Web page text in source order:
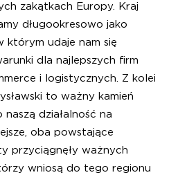
zakątkach Europy. Kraj
długookresowo jako
którym udaje nam się
dla najlepszych firm
i logistycznych. Z kolei
to ważny kamień
działalność na
oba powstające
przyciągnęły ważnych
wniosą do tego regionu